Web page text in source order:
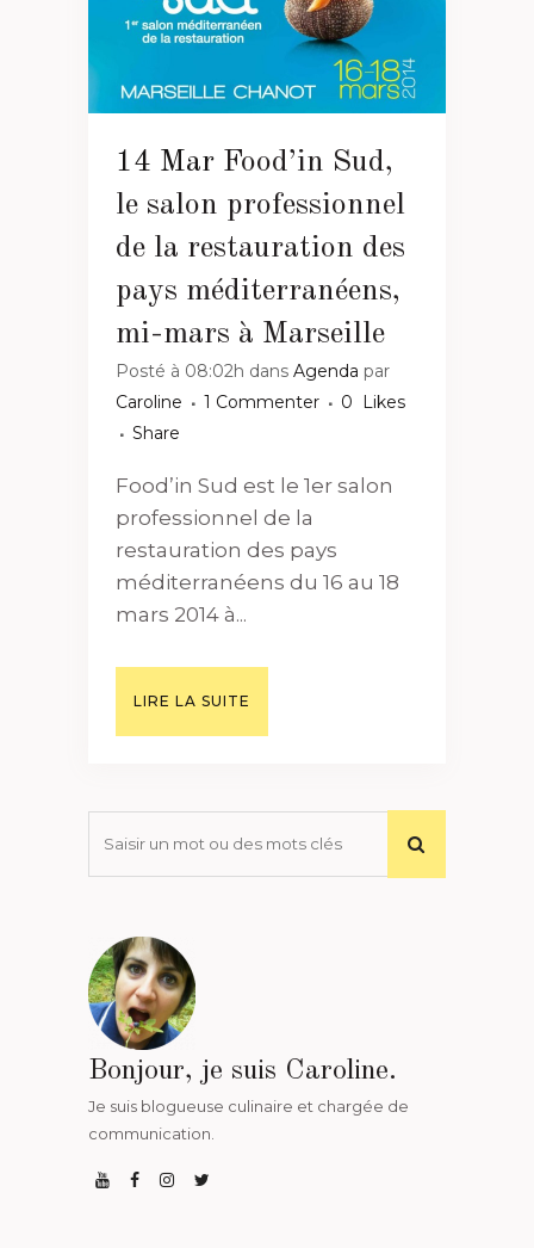
14 Mar Food’in Sud,
le salon professionnel
de la restauration des
pays méditerranéens,
mi-mars à Marseille
Posté à 08:02h dans Agenda par
Caroline
1 Commenter 0
Likes
Share
Food’in Sud est le 1er salon
professionnel de la
restauration des pays
méditerranéens du 16 au 18
mars 2014 à...
LIRE LA SUITE
Bonjour, je suis Caroline.
Je suis blogueuse culinaire et chargée de
communication.